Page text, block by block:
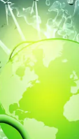
Events
Nieuwsbrief
Besparen
In je gebouw
Op vervoer
In de